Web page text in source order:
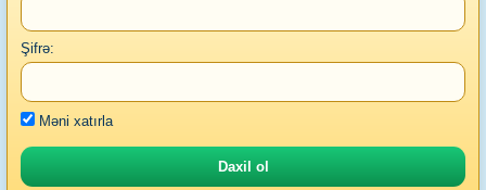
Şifrə:
Məni xatırla